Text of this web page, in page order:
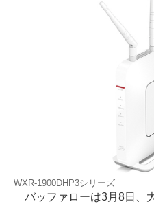
WXR-1900DHP3シリーズ
バッファローは3月8日、